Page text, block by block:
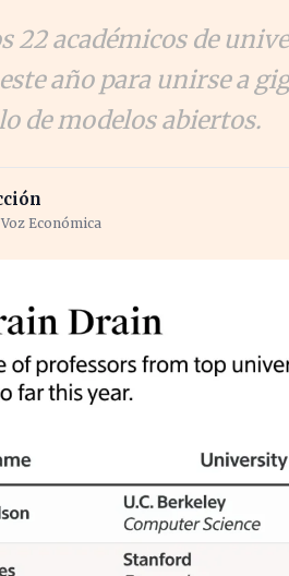
22 académicos de
año para unirse a
de modelos abiertos.
Económica